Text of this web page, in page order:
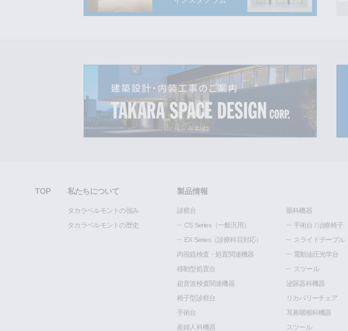
TOP 私たちについて
タカラベルモントの強み
タカラベルモントの歴史
製品情報
診察台
CS Series（一般汎用）
EX Series（診療科目対応）
内視鏡検査・処置関連機器
移動型処置台
超音波検査関連機器
椅子型診察台
手術台
産婦人科機器
眼科機器
手術台 / 治療椅子
スライドテーブル
電動油圧光学台
スツール
泌尿器科機器
リカバリーチェア
耳鼻咽喉科機器
スツール